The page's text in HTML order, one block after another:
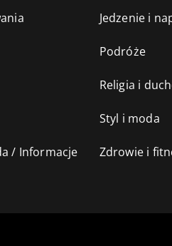
Jedzenie i
Podróże
Religia i
Styl i moda
/ Informacje Zdrowie i